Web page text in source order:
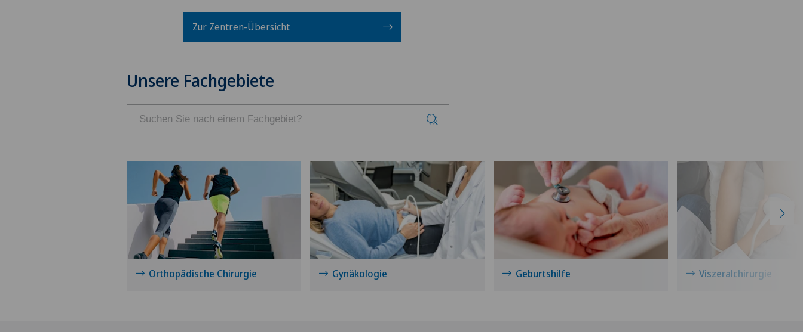
Zur Zentren-Übersicht
Unsere Fachgebiete
Orthopädische Chirurgie Gynäkologie Geburtshilfe Viszeralchirurgie